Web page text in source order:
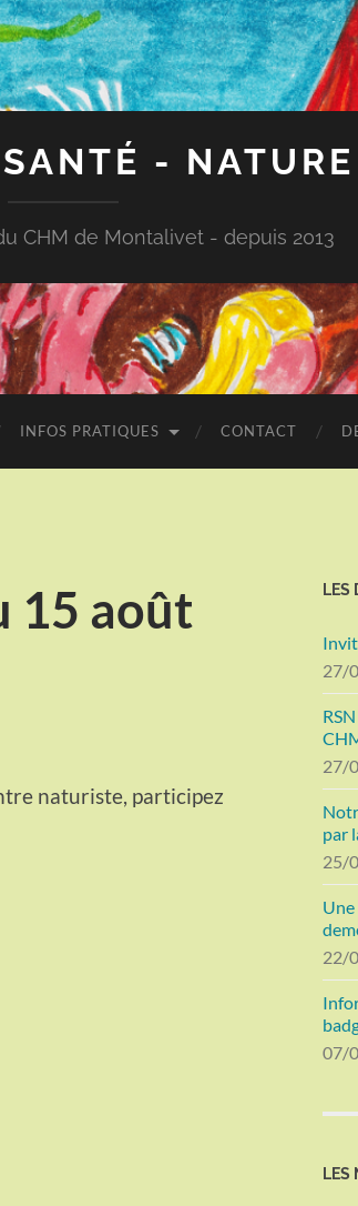
- NATURE
CHM de Montalivet - depuis 2013
INFOS PRATIQUES CONTACT
15 août
naturiste, participez
LES
27/
27/
par
25/
Une
22/
07/
LES